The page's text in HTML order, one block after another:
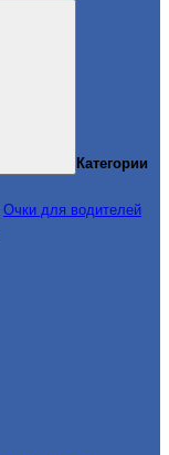
Категории
Очки для водителей